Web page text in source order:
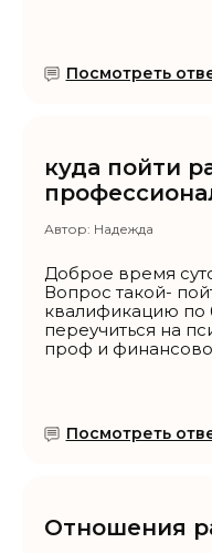
Посмотреть
куда пойти
Автор: Надежда
Доброе время
Вопрос такой-
квалификацию по
переучиться на
проф и
Посмотреть
Отношения